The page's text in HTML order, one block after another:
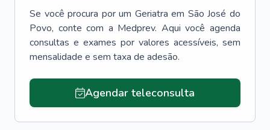
Se você procura por um Geriatra em São José do
Povo, conte com a Medprev. Aqui você agenda
consultas e exames por valores acessíveis, sem
mensalidade e sem taxa de adesão.
Agendar teleconsulta